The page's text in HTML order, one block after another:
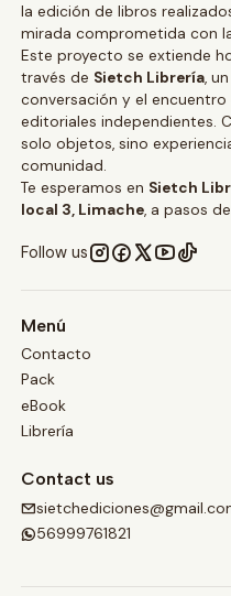
la edición de libros
mirada comprometida con
Este proyecto se extiende
través de Sietch Librería,
conversación y el
editoriales independientes.
solo objetos, sino
comunidad.
Te esperamos en Sietch
local 3, Limache, a pasos
Follow us
Menú
Contacto
Pack
eBook
Librería
Contact us
56999761821